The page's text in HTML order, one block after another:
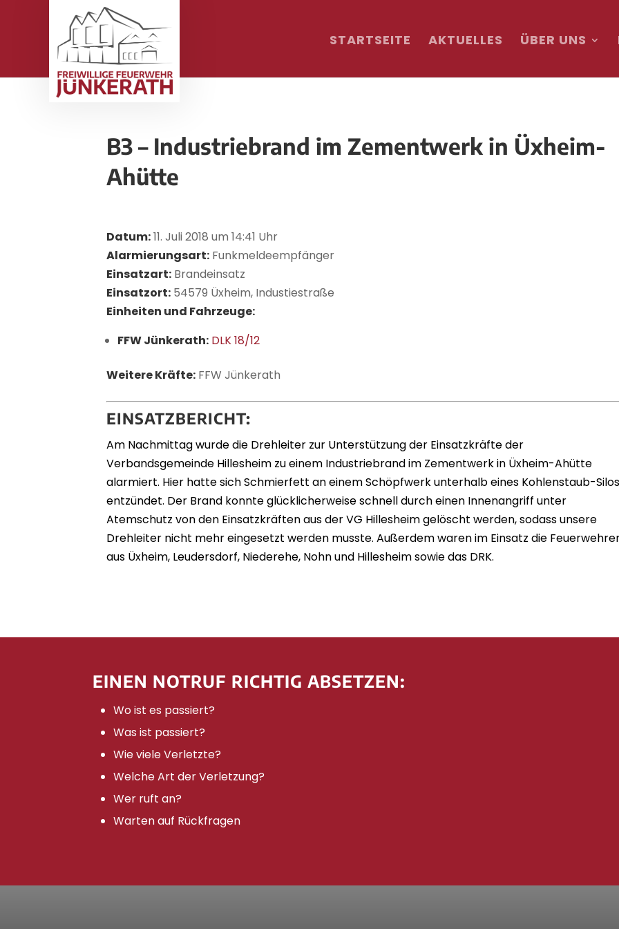
STARTSEITE AKTUELLES ÜBER UNS
B3 – Industriebrand im Zementwerk in Üxheim-
Ahütte
Datum:11. Juli 2018 um 14:41 Uhr
Alarmierungsart: Funkmeldeempfänger
Einsatzart: Brandeinsatz
Einsatzort: 54579 Üxheim, Industiestraße
Einheiten und Fahrzeuge:
FFW Jünkerath: DLK 18/12
Weitere Kräfte: FFW Jünkerath
EINSATZBERICHT:
Am Nachmittag wurde die Drehleiter zur Unterstützung der Einsatzkräfte der
Verbandsgemeinde Hillesheim zu einem Industriebrand im Zementwerk in Üxheim-Ahütte
alarmiert. Hier hatte sich Schmierfett an einem Schöpfwerk unterhalb eines Kohlenstaub-
entzündet. Der Brand konnte glücklicherweise schnell durch einen Innenangriff unter
Atemschutz von den Einsatzkräften aus der VG Hillesheim gelöscht werden, sodass unsere
Drehleiter nicht mehr eingesetzt werden musste. Außerdem waren im Einsatz die
aus Üxheim, Leudersdorf, Niederehe, Nohn und Hillesheim sowie das DRK.
EINEN NOTRUF RICHTIG ABSETZEN:
Wo ist es passiert?
Was ist passiert?
Wie viele Verletzte?
Welche Art der Verletzung?
Wer ruft an?
Warten auf Rückfragen